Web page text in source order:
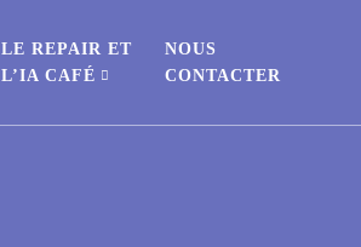
LE REPAIR ET
L’IA CAFÉ
NOUS
CONTACTER